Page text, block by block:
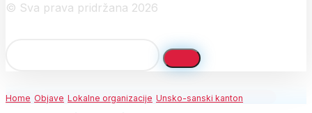
© Sva prava pridržana 2026
Home Objave Lokalne organizacije Unsko-sanski kanton